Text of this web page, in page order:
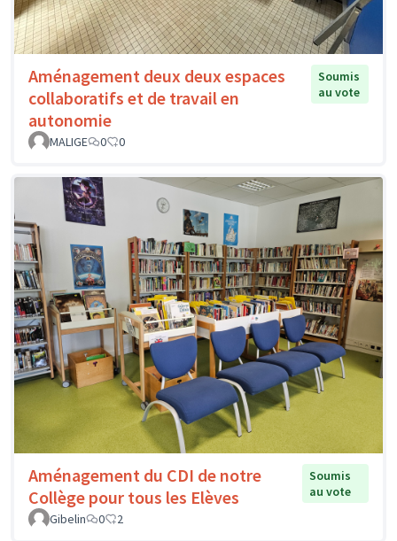
Aménagement deux deux espaces
collaboratifs et de travail en
autonomie
Soumis
au vote
MALIGE 0 0
Aménagement du CDI de notre
Collège pour tous les Elèves
Soumis
au vote
Gibelin
0 2